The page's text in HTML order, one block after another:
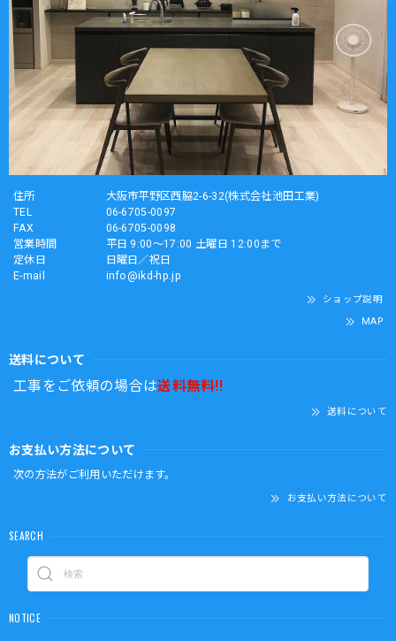
住所
大阪市平野区西脇2-6-32(株式会社池田工業)
TEL
06-6705-0097
FAX
06-6705-0098
営業時間
平日 9:00～17:00 土曜日 12:00まで
定休日
日曜日／祝日
E-mail
info@ikd-hp.jp
ショップ説明
MAP
送料について
工事をご依頼の場合は送料無料!!
送料について
お支払い方法について
次の方法がご利用いただけます。
お支払い方法について
SEARCH
NOTICE